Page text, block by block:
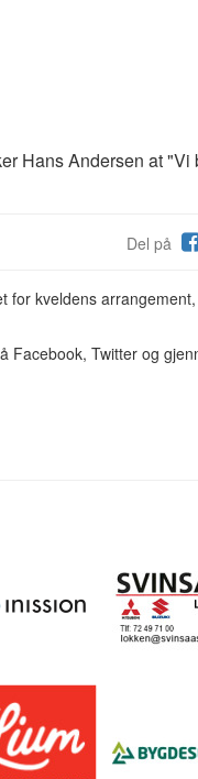
Hans Andersen at "Vi
Del på
for kveldens
Facebook, Twitter og